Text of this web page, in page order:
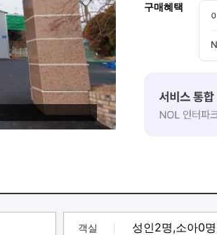
구매혜택
객실